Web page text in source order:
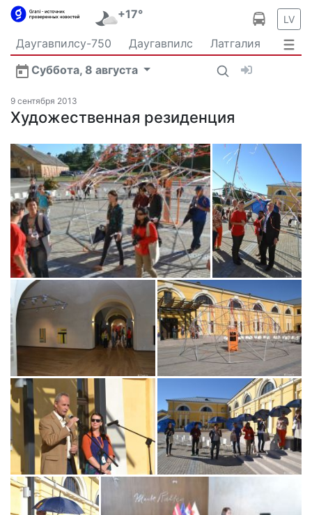
+17° LV
Даугавпилсу-750 Даугавпилс
Латгалия
Латвия
Политика Происшествия
Спорт
Общество
Суббота, 8 августа
Новости Даугавпилса
Транспорт
В мире
Рыбалка и охота
9 сентября 2013
Художественная резиденция